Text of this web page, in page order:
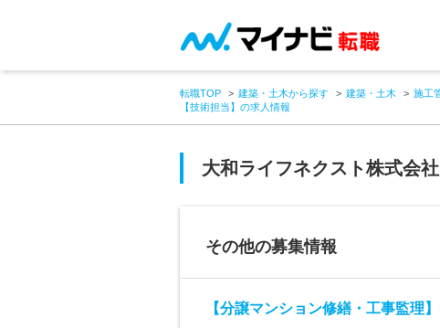
転職TOP 建築・土木から探す 建築・土木 施工
【技術担当】の求人情報
大和ライフネクスト株式会社
その他の募集情報
【分譲マンション修繕・工事監理